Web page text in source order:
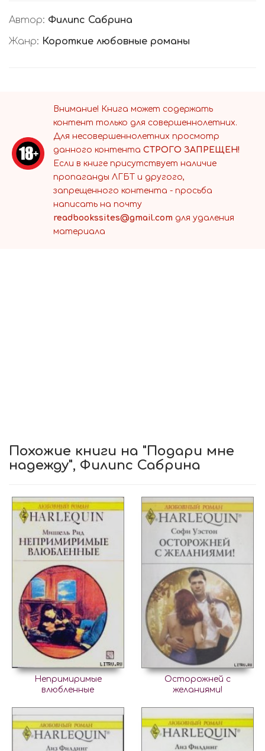
Автор: Филипс Сабрина
Жанр: Короткие любовные романы
Внимание! Книга может содержать
контент только для совершеннолетних.
Для несовершеннолетних просмотр
данного контента СТРОГО ЗАПРЕЩЕН!
Если в книге присутствует наличие
пропаганды ЛГБТ и другого,
запрещенного контента - просьба
написать на почту
readbookssites@gmail.com для удаления
материала
Похожие книги на "Подари мне
надежду", Филипс Сабрина
Непримиримые
влюбленные
Осторожней с
желаниями!